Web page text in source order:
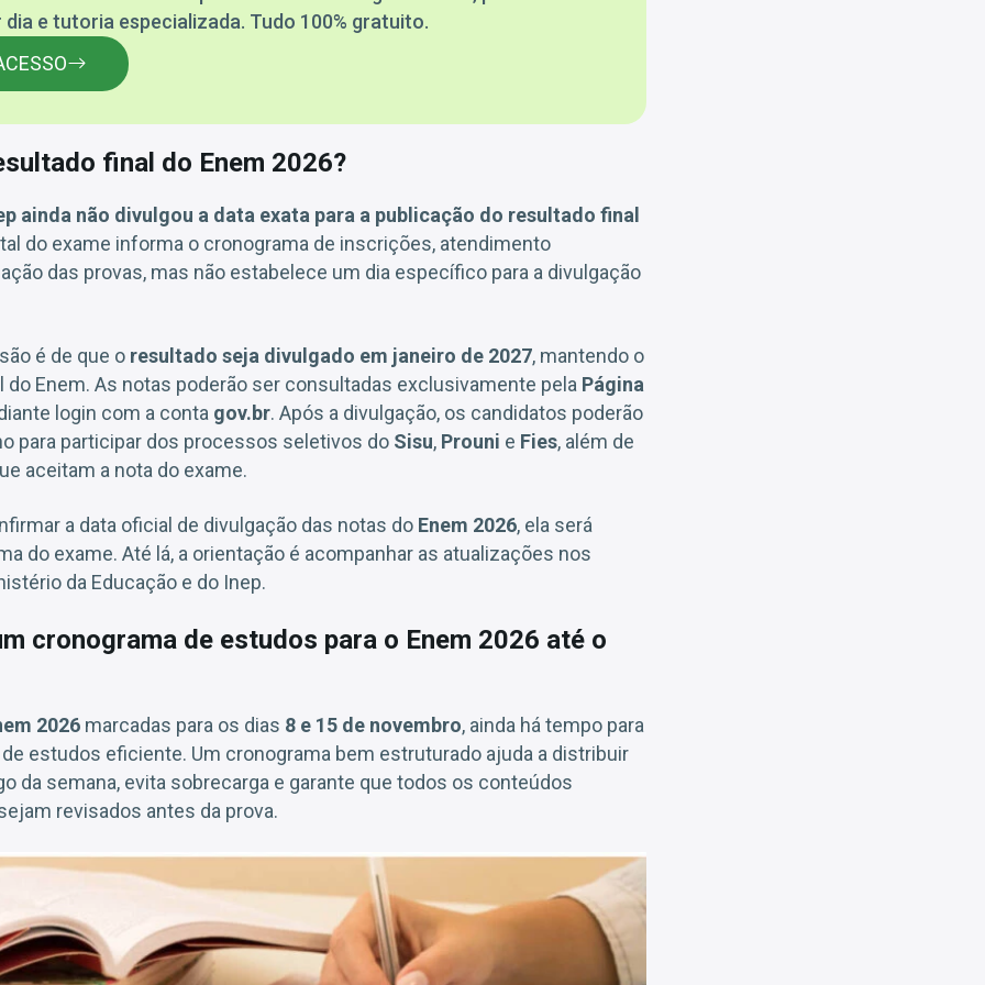
e tutoria especializada. Tudo 100% gratuito.
final do Enem 2026?
ainda não divulgou a data exata para a publicação do resultado final
do exame informa o cronograma de inscrições, atendimento
das provas, mas não estabelece um dia específico para a divulgação
é de que o resultado seja divulgado em janeiro de 2027, mantendo o
do Enem. As notas poderão ser consultadas exclusivamente pela Página
login com a conta gov.br. Após a divulgação, os candidatos poderão
para participar dos processos seletivos do Sisu, Prouni e Fies, além de
aceitam a nota do exame.
a data oficial de divulgação das notas do Enem 2026, ela será
do exame. Até lá, a orientação é acompanhar as atualizações nos
da Educação e do Inep.
cronograma de estudos para o Enem 2026 até o
2026 marcadas para os dias 8 e 15 de novembro, ainda há tempo para
estudos eficiente. Um cronograma bem estruturado ajuda a distribuir
da semana, evita sobrecarga e garante que todos os conteúdos
revisados antes da prova.